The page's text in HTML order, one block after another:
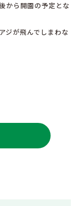
から開園の予定とな
ジが飛んでしまわな